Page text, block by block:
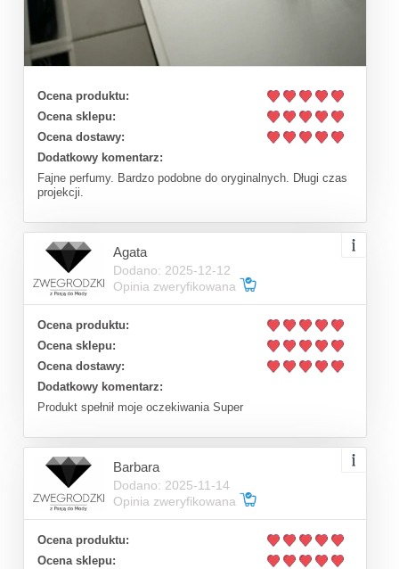
Ocena produktu:
Ocena sklepu:
Ocena dostawy:
Dodatkowy komentarz:
Fajne perfumy. Bardzo podobne do oryginalnych. Długi czas
projekcji.
Agata
Dodano: 2025-12-12
Opinia zweryfikowana
Ocena produktu:
Ocena sklepu:
Ocena dostawy:
Dodatkowy komentarz:
Produkt spełnił moje oczekiwania Super
Barbara
Dodano: 2025-11-14
Opinia zweryfikowana
Ocena produktu:
Ocena sklepu: